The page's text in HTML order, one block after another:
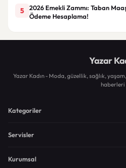
5
2026 Emekli Zammı: Taban
Ödeme Hesaplama!
Yazar
Yazar Kadın - Moda, güzellik, sağlık,
haberleri
Kategoriler
Servisler
Kurumsal